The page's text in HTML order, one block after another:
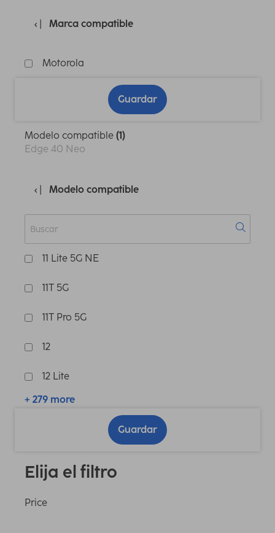
Marca compatible
Motorola
Guardar
Modelo compatible (1)
Edge 40 Neo
Modelo compatible
11 Lite 5G NE
11T 5G
11T Pro 5G
12
12 Lite
+ 279 more
Guardar
Elija el filtro
Price